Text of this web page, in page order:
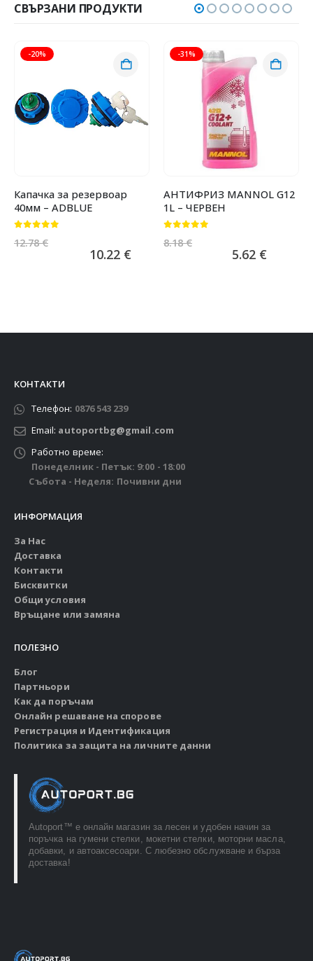
СВЪРЗАНИ ПРОДУКТИ
-20%
Капачка за резервоар
40мм – ADBLUE
12.78€
10.22 €
-31%
АНТИФРИЗ MANNOL G12
1L – ЧЕРВЕН
8.18€
5.62 €
КОНТАКТИ
Телефон: 0876 543 239
Email: autoportbg@gmail.com
Работно време:
Понеделник - Петък: 9:00 - 18:00
Събота - Неделя: Почивни дни
ИНФОРМАЦИЯ
За Нас
Доставка
Контакти
Бисквитки
Общи условия
Връщане или замяна
ПОЛЕЗНО
Блог
Партньори
Как да поръчам
Онлайн решаване на спорове
Регистрация и Идентификация
Политика за защита на личните данни
Autoport™ e онлайн магазин за лесен и удобен начин за
поръчка на гумени стелки, мокетни стелки, моторни масла,
добавки, и автоаксесоари. С любезно обслужване и бърза
доставка!